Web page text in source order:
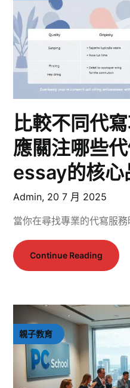
比較不同代
應關注哪些
essay的核心
Admin, 20 7 月 2025
當你在尋找專業的代寫服
Continue Reading
親子教育